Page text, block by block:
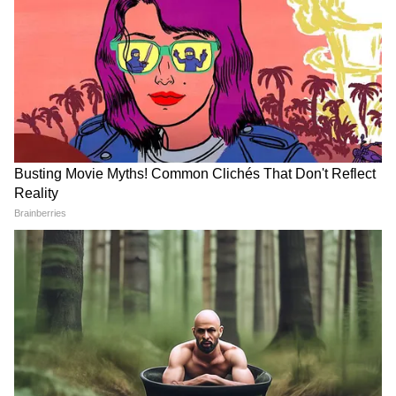
लड़का किचन में एक स्टील के बर्तन में सांभर बनाने की
सारी सामग्री डालता है और फिर उसे उबालने के लिए पानी
में वॉटर हीटर डाल देता है। यह आइडिया काम कर जाता
है और वॉटर हीटर से सांभर उबलने लगता है।
वीडियो को 'गैस गॉन, हीट रॉड ऑन' (Gas gone,
heat rod on) कैप्शन के साथ पोस्ट किया गया है। इस
वायरल वीडियो पर नेटिजन्स ने कई मजेदार कमेंट्स किए
हैं। एक यूजर ने पूछा, 'यह ग्रेवी खाने के लिए है या इससे
नहाना है?' एक दूसरे यूजर ने लिखा, 'भाई ने 100%
दिमाग का इस्तेमाल किया है।' एक और ने कमेंट किया,
'मुझे यह ट्राई करना है। नई टेक्नोलॉजी है।' कुछ लोगों ने
मजाक में लिखा, 'हाथ डालकर टेस्ट चेक करो कैसा है'
(ऐसा करने पर करंट लगने से कहानी खत्म होनी गारंटी
है)। वहीं एक यूजर ने चेतावनी देते हुए लिखा, 'इमर्शन रॉड
RECOMMENDED STORIES